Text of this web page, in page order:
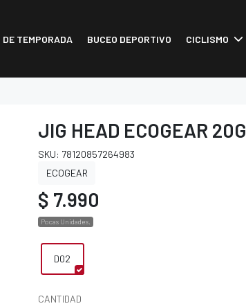
TEMPORADA BUCEO DEPORTIVO CICLISMO
JIG HEAD ECOGEAR 20G
SKU: 78120857264983
ECOGEAR
$ 7.990
Pocas Unidades.
D02
CANTIDAD